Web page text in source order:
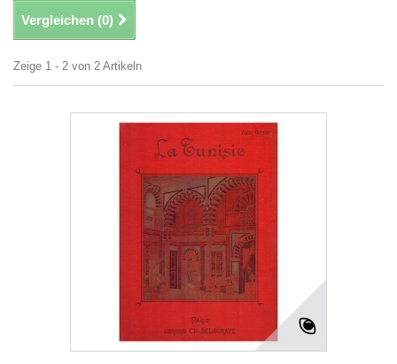
Vergleichen (0)
Zeige 1 - 2 von 2 Artikeln